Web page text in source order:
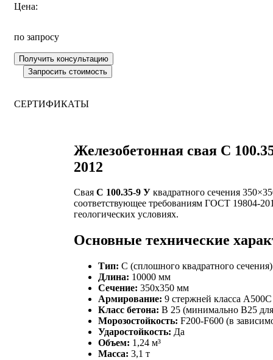
Цена:
по запросу
СЕРТИФИКАТЫ
Железобетонная свая С
2012
Свая С 100.35-9 Уквадратного сечения
соответствующее требованиям ГОСТ 19804-
геологических условиях.
Основные технические
Тип: С (сплошного квадратного сечения)
Длина: 10000 мм
Сечение: 350х350 мм
Армирование: 9 стержней класса
Класс бетона: В 25 (минимально В25
Морозостойкость: F200-F600 (в
Ударостойкость: Да
Объем: 1,24 м³
Масса: 3,1 т